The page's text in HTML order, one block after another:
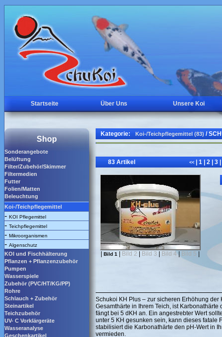
Startseite Über Uns Unsere Koi
Shop
Sonderangebote
Belüftung
Filter/Zubehör/Skimmer
Filtermedien
Futter
Folien/Matten
Beleuchtung
Koi-/Teichpflegemittel
- KOI Pflegemittel
- Teichpflegemittel
- Mikroorganismen
- Algenschutz
KOI und Fischhälterung
Pflanzen + Pflanzenzubehör
Pumpen
Wasserspiele
Zubehör (PVC/HT/KG/PP)
Rohre
Schlauch + Zubehör
Steinartikel
Teichzubehör
UV- C Vorklärgeräte
Wasseranalyse
Geschenkartikel
Kategorie: Koi-/Teichpflegemittel (83) /
83 Artikel << 1 2 3
Bild 1 Bild 2 Bild 3 Bild 4| Bild 5
Schukoi KH Plus – zur sicheren Erhöhung
Gesamthärte in Ihrem Teich, ist
fängt bei 5 dKH an. Ein angestrebter Wert
unter 5 KH gesunken sein, kann dieses fatale
stabilisiert die Karbonathärte den pH-Wert in
vermieden.